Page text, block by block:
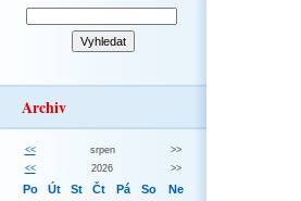
Archiv
<< srpen
>>
<<
2026 >>
Po Út St Čt Pá So Ne